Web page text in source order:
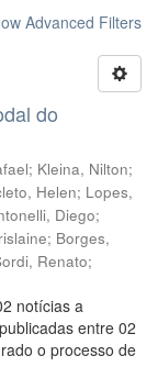
Advanced Filters
do
; Kleina, Nilton;
Helen; Lopes,
Diego;
; Borges,
Renato;
notícias a
entre 02
o processo de